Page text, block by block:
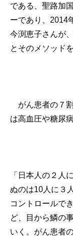
である、聖路加
ーであり、2014
今渕恵子さんが
とそのメソッド
がん患者の７
は高血圧や糖尿
「日本人の２人
ぬのは10人に３
コントロールで
ど、目から鱗の
いく。がん患者